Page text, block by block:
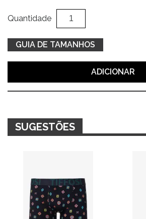
Quantidade
Quantidade
de
Boxer
cinza
c/
GUIA DE TAMANHOS
ADICIONAR
SUGESTÕES